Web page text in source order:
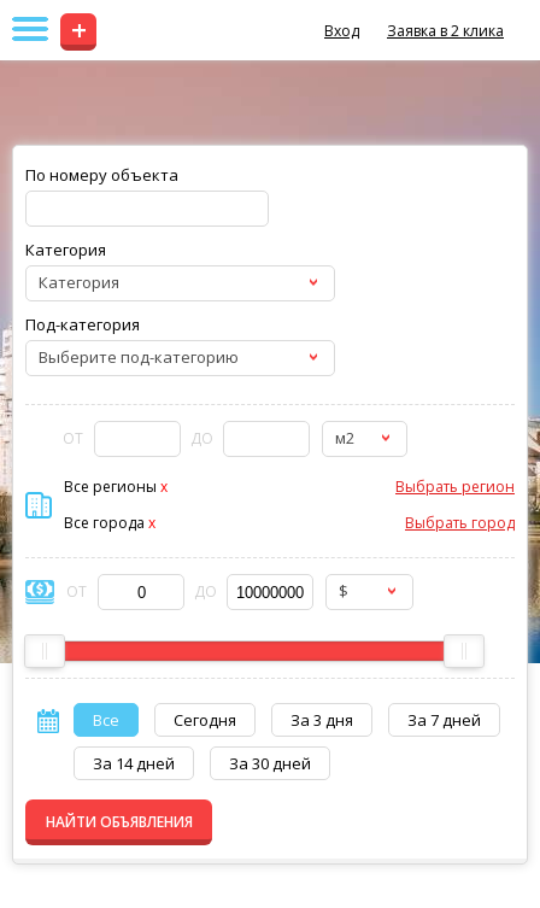
+ Вход Заявка в 2 клика
Категория
Категория
Под-категория
Выберите под-категорию
По номеру объекта
ОТ ДО м2
Все регионы Выбрать регион
x
Все города
Выбрать город
x
ОТ ДО $
Все Сегодня За 3 дня
За 7 дней
За 14 дней
За 30 дней
НАЙТИ ОБЪЯВЛЕНИЯ